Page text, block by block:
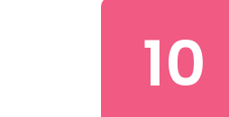
10